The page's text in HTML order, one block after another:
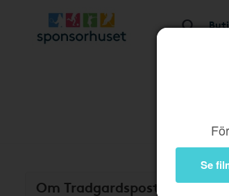
Se
Om Tradgardsposter.se